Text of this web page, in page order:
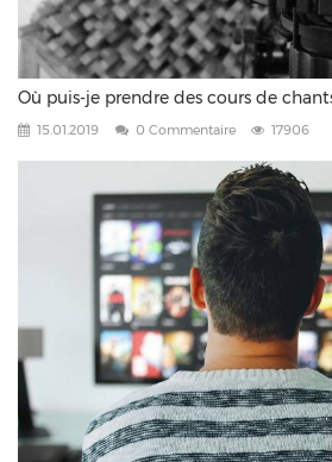
Où puis-je prendre des cours de
15.01.2019 0 Commentaire 17906